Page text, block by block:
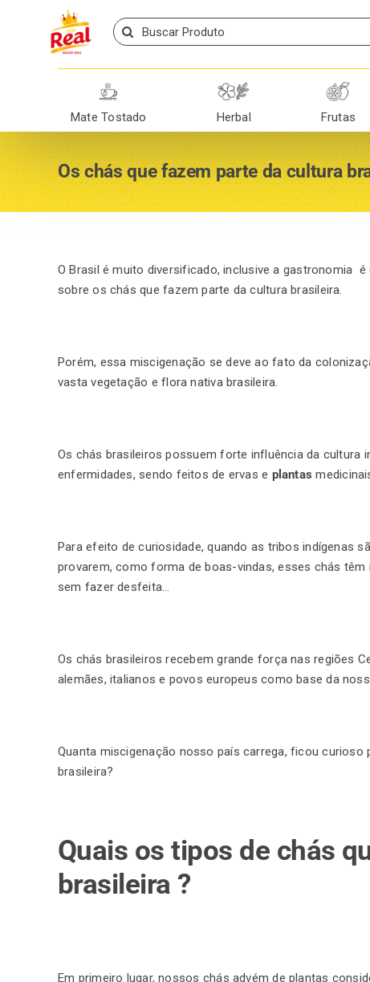
Search
for:
Mate Tostado Herbal Frutas
Os chás que fazem parte da cultura
O Brasil é muito diversificado, inclusive a gastronomia
sobre os chás que fazem parte da cultura brasileira.
Porém, essa miscigenação se deve ao fato da
vasta vegetação e flora nativa brasileira.
Os chás brasileiros possuem forte influência da cultura
enfermidades, sendo feitos de ervas e plantas
Para efeito de curiosidade, quando as tribos indígenas
provarem, como forma de boas-vindas, esses chás
sem fazer desfeita…
Os chás brasileiros recebem grande força nas regiões
alemães, italianos e povos europeus como base da
Quanta miscigenação nosso país carrega, ficou
brasileira?
Quais os tipos de chás
brasileira ?
Em primeiro lugar, nossos chás advém de plantas